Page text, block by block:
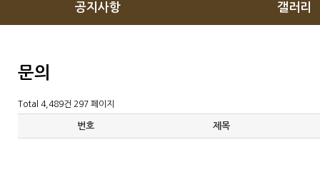
공지사항 갤러리
문의
Total 4,489건 297 페이지
번호 제목